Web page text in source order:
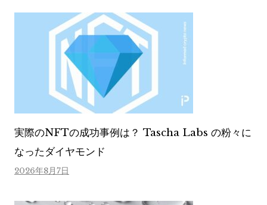
実際のNFTの成功事例は？ Tascha Labs の粉々に
なったダイヤモンド
2026年8月7日